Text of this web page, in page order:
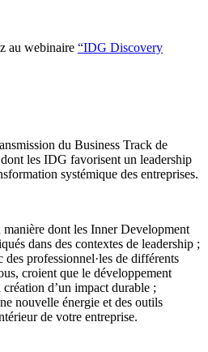
au webinaire “IDG Discovery
du Business Track de
les IDG favorisent un leadership
systémique des entreprises.
manière dont les Inner Development
dans des contextes de leadership ;
des professionnel·les de différents
croient que le développement
d’un impact durable ;
nouvelle énergie et des outils
de votre entreprise.